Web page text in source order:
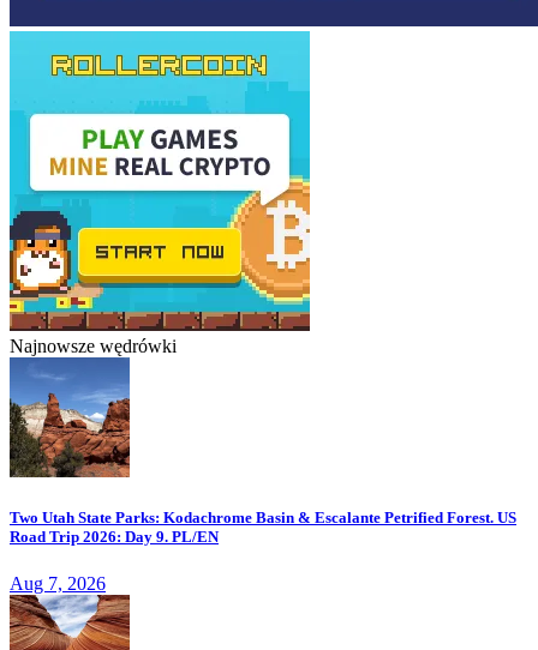
Najnowsze wędrówki
Two Utah State Parks: Kodachrome Basin & Escalante Petrified Forest. US
Road Trip 2026: Day 9. PL/EN
Aug 7, 2026